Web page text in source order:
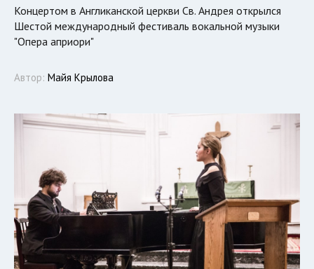
Концертом в Англиканской церкви Св. Андрея открылся
Шестой международный фестиваль вокальной музыки
"Опера априори"
Автор: Майя Крылова